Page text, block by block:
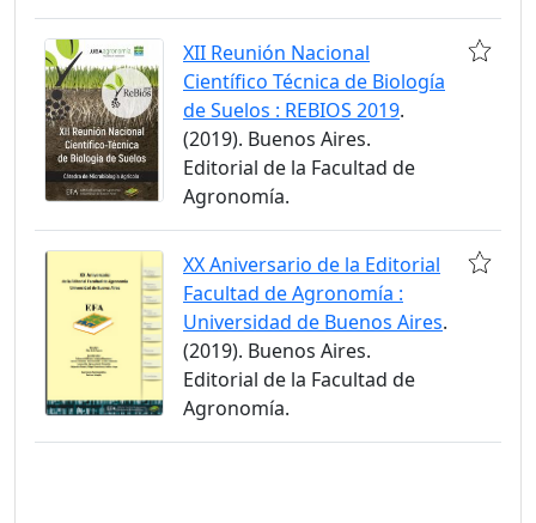
XII Reunión Nacional
Científico Técnica de Biología
de Suelos : REBIOS 2019.
(2019). Buenos Aires.
Editorial de la Facultad de
Agronomía.
XX Aniversario de la Editorial
Facultad de Agronomía :
Universidad de Buenos Aires.
(2019). Buenos Aires.
Editorial de la Facultad de
Agronomía.